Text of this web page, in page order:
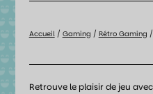
Accueil/ Gaming / Rétro Gaming
Retrouve le plaisir de jeu